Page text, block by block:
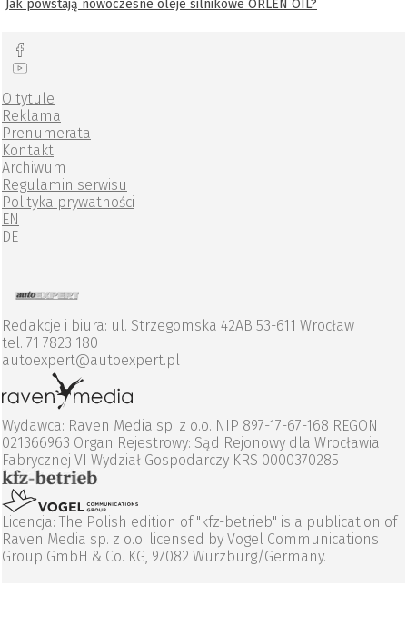
Jak powstają nowoczesne oleje silnikowe ORLEN OIL?
O tytule
Reklama
Prenumerata
Kontakt
Archiwum
Regulamin serwisu
Polityka prywatności
EN
DE
Redakcje i biura: ul. Strzegomska 42AB 53-611 Wrocław
tel. 71 7823 180
autoexpert@autoexpert.pl
Wydawca: Raven Media sp. z o.o. NIP 897-17-67-168 REGON
021366963 Organ Rejestrowy: Sąd Rejonowy dla Wrocławia
Fabrycznej VI Wydział Gospodarczy KRS 0000370285
Licencja: The Polish edition of "kfz-betrieb" is a publication of
Raven Media sp. z o.o. licensed by Vogel Communications
Group GmbH & Co. KG, 97082 Wurzburg/Germany.